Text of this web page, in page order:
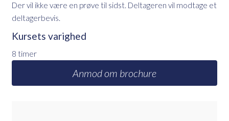
Der vil ikke være en prøve til sidst. Deltageren vil modtage et
deltagerbevis.
Kursets varighed
8 timer
Anmod om brochure